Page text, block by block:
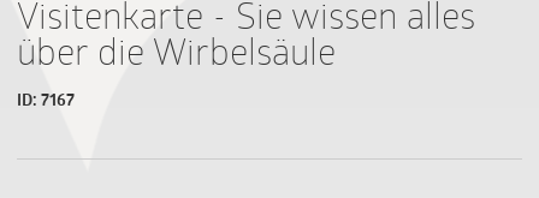
Visitenkarte - Sie wissen alles
über die Wirbelsäule
ID: 7167